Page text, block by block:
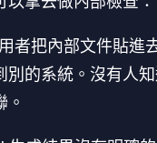
者把內部文件貼進
別的系統。沒有人